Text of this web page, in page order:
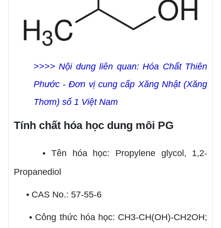
>>>> Nội dung liên quan:Hóa Chất Thiên
Phước - Đơn vị cung cấp Xăng Nhật (Xăng
Thơm) số 1 Việt Nam
Tính chất hóa học dung môi PG
• Tên hóa học: Propylene glycol, 1,2-
Propanediol
• CAS No.: 57-55-6
• Công thức hóa học: CH3-CH(OH)-CH2OH;